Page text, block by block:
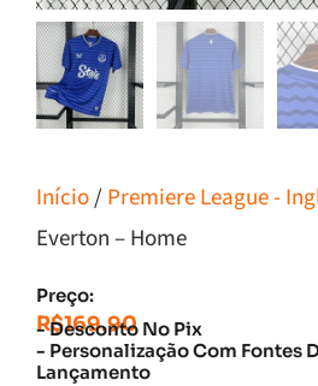
Início / Premiere League -
Everton – Home
Preço:
R$169.90
- Desconto No Pix
- Personalização Com Fontes
Lançamento